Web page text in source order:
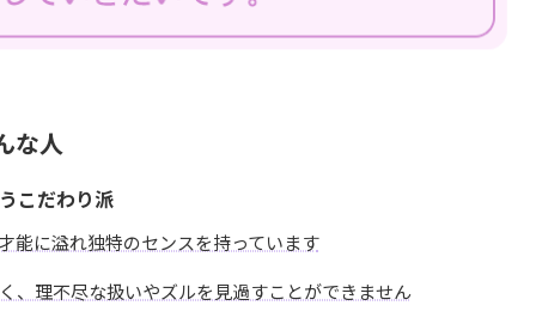
な人
こだわり派
能に溢れ独特のセンスを持っています
、理不尽な扱いやズルを見過すことができません